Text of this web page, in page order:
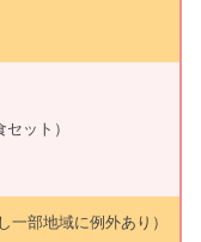
ット）
部地域に例外あり）